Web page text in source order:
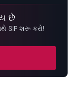
છે
SIP શરૂ કરો!